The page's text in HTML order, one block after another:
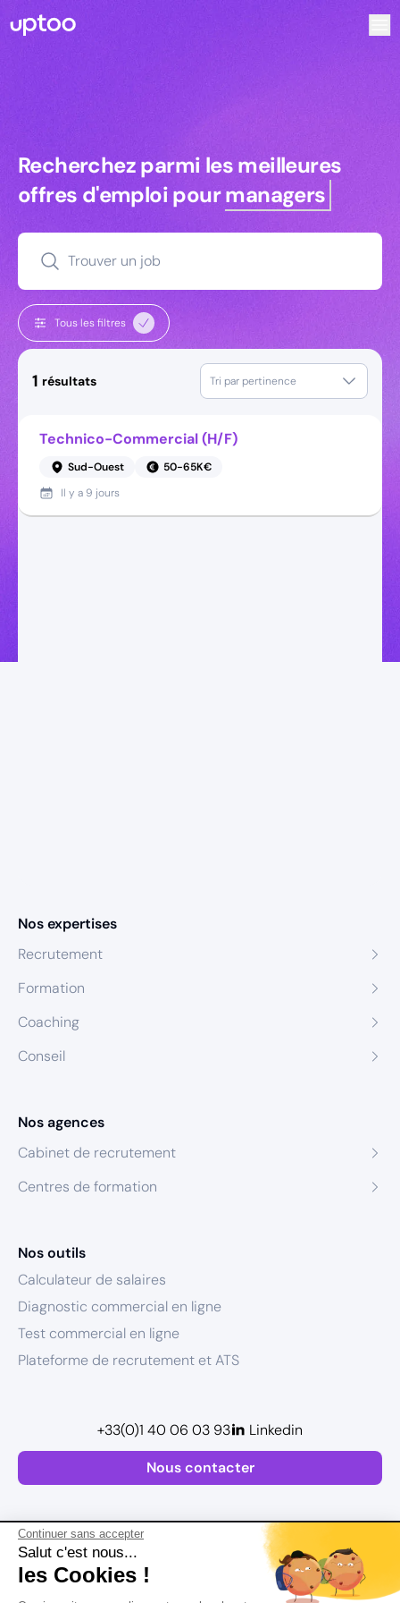
Continuer sans accepter
Salut c'est nous...
les Cookies !
Recherchez parmi les meilleures
Recherchez parmi les meilleures
offres d'emploi pourmanagers
Trouver un job
Tous les filtres
1 résultats Tri par pertinence
Technico-Commercial (H/F)
Sud-Ouest
50-65K€
Il y a 9 jours
Nos expertises
Recrutement
Formation
Coaching
Conseil
Nos agences
Cabinet de recrutement
Centres de formation
Nos outils
Calculateur de salaires
Diagnostic commercial en ligne
Test commercial en ligne
Plateforme de recrutement et ATS
Nous contacter
+33(0)1 40 06 03 93 Linkedin